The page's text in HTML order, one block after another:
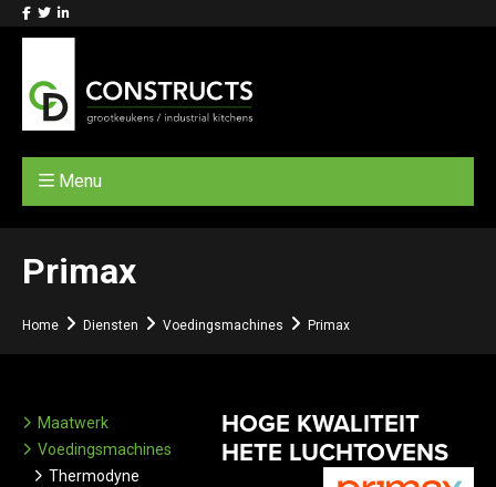
Menu
Primax
Home Diensten Voedingsmachines Primax
Maatwerk
Voedingsmachines
Thermodyne
HOGE KWALITEIT
HETE LUCHTOVENS